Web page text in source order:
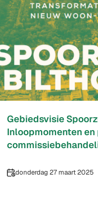
Gebiedsvisie
Inloopmomenten
Datum
donderdag 27 maart 2025